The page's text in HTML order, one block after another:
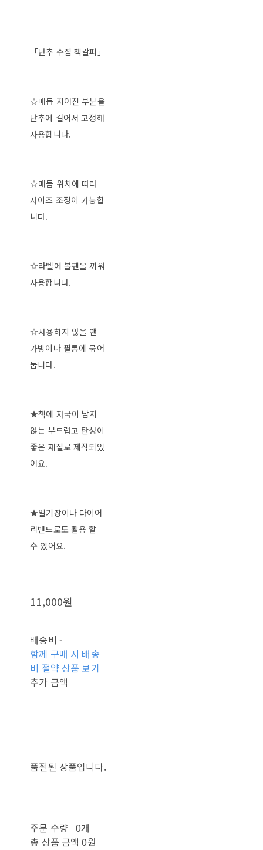
「단추 수집 책갈피」
☆매듭 지어진 부분을
단추에 걸어서 고정해
사용합니다.
☆매듭 위치에 따라
사이즈 조정이 가능합
니다.
☆라벨에 볼펜을 끼워
사용합니다.
☆사용하지 않을 땐
가방이나 필통에 묶어
둡니다.
★책에 자국이 남지
않는 부드럽고 탄성이
좋은 재질로 제작되었
어요.
★일기장이나 다이어
리밴드로도 활용 할
수 있어요.
11,000원
배송비 -
함께 구매 시 배송
비 절약 상품 보기
추가 금액
품절된 상품입니다.
주문 수량 0개
총 상품 금액 0원